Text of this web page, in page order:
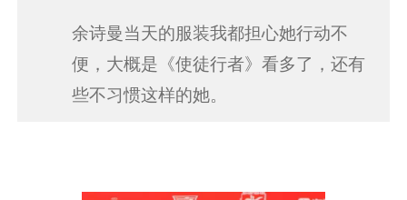
余诗曼当天的服装我都担心她行动不
便，大概是《使徒行者》看多了，还有
些不习惯这样的她。